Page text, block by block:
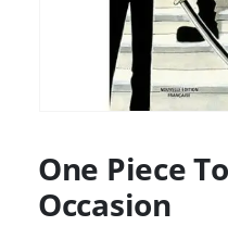
One Piece
Occasion